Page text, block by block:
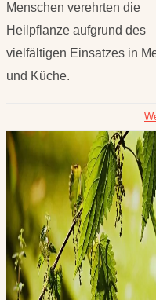
Menschen verehrten die
Heilpflanze aufgrund des
vielfältigen Einsatzes in
und Küche.